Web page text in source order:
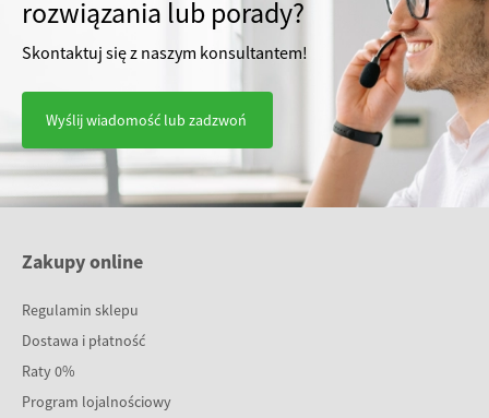
rozwiązania lub porady?
Skontaktuj się z naszym konsultantem!
Wyślij wiadomość lub zadzwoń
Zakupy online
Regulamin sklepu
Dostawa i płatność
Raty 0%
Program lojalnościowy